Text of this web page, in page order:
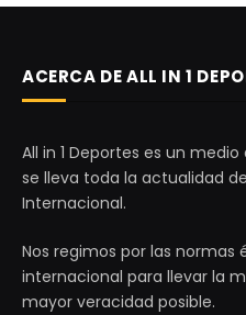
ACERCA DE ALL IN 1
All in 1 Deportes es un
se lleva toda la actualidad
Internacional.
Nos regimos por las normas
internacional para llevar la
mayor veracidad posible.